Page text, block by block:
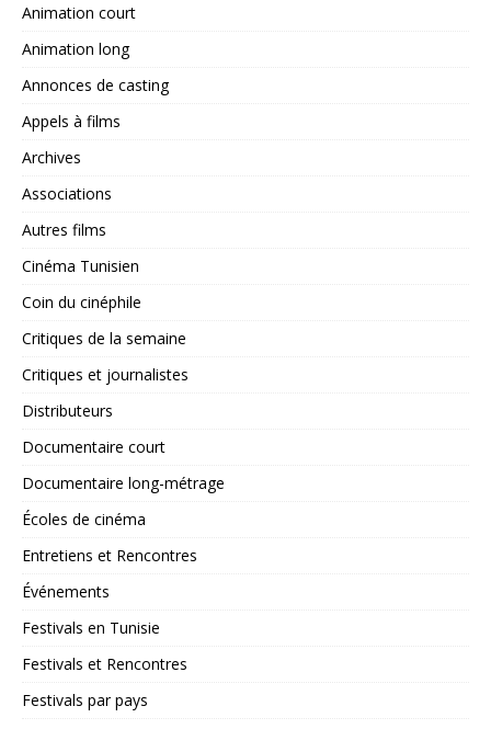
Animation court
Animation long
Annonces de casting
Appels à films
Archives
Associations
Autres films
Cinéma Tunisien
Coin du cinéphile
Critiques de la semaine
Critiques et journalistes
Distributeurs
Documentaire court
Documentaire long-métrage
Écoles de cinéma
Entretiens et Rencontres
Événements
Festivals en Tunisie
Festivals et Rencontres
Festivals par pays